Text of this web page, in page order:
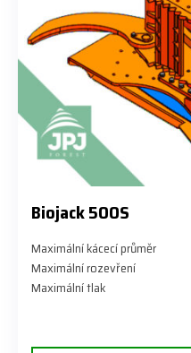
Biojack 500S
Maximální kácecí průměr
Maximální rozevření
Maximální tlak